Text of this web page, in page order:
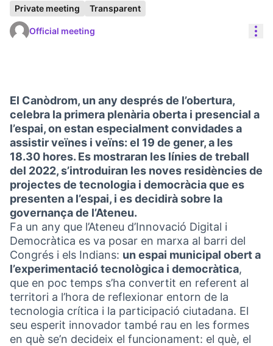
Private meeting Transparent
Official meeting
El Canòdrom, un any després de l’obertura,
celebra la primera plenària oberta i presencial a
l’espai, on estan especialment convidades a
assistir veïnes i veïns: el 19 de gener, a les
18.30 hores. Es mostraran les línies de treball
del 2022, s’introduiran les noves residències de
projectes de tecnologia i democràcia que es
presenten a l’espai, i es decidirà sobre la
governança de l’Ateneu.
Fa un any que l’Ateneu d’Innovació Digital i
Democràtica es va posar en marxa al barri del
Congrés i els Indians: un espai municipal obert a
l’experimentació tecnològica i democràtica,
que en poc temps s’ha convertit en referent al
territori a l’hora de reflexionar entorn de la
tecnologia crítica i la participació ciutadana. El
seu esperit innovador també rau en les formes
en què se’n decideix el funcionament: el què, el